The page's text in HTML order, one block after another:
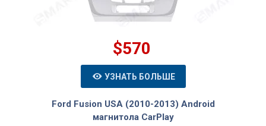
$570
УЗНАТЬ БОЛЬШЕ
Ford Fusion USA (2010-2013) Android
магнитола CarPlay